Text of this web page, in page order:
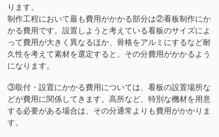
ります。
制作工程において最も費用がかかる部分は②看板制作にか
かる費用です。設置しようと考えている看板のサイズによ
って費用が大きく異なるほか、骨格をアルミにするなど耐
久性を考えて素材を選定すると、その分費用がかかるよう
になります。
③取付・設置にかかる費用については、看板の設置場所な
どが費用に関係してきます。高所など、特別な機材を用意
する必要がある場合は、その分通常よりも費用がかかりま
す。